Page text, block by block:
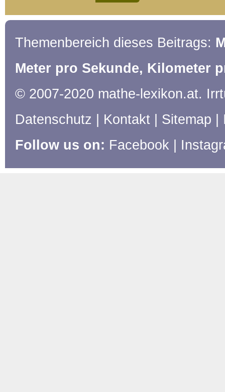
Themenbereich dieses Beitrags:
Meter pro Sekunde, Kilometer
© 2007-2020 mathe-lexikon.at.
Datenschutz
Kontakt Sitemap
Follow us on: Facebook